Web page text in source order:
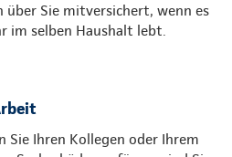
über Sie mitversichert, wenn es
im selben Haushalt lebt.
Sie Ihren Kollegen oder Ihrem